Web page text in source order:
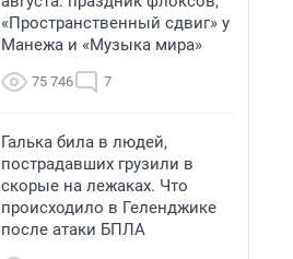
«Пространственный сдвиг» у
Манежа и «Музыка мира»
75 746 7
Галька била в людей,
пострадавших грузили в
скорые на лежаках. Что
происходило в Геленджике
после атаки БПЛА